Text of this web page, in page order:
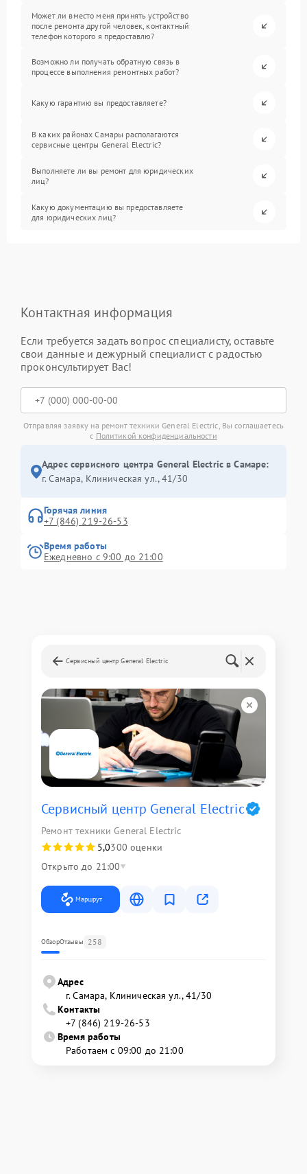
Может ли вместо меня принять устройство
после ремонта другой человек, контактный
телефон которого я предоставлю?
Возможно ли получать обратную связь в
процессе выполнения ремонтных работ?
Какую гарантию вы предоставляете?
В каких районах Самары располагаются
сервисные центры General Electric?
Выполняете ли вы ремонт для юридических
лиц?
Какую документацию вы предоставляете
для юридических лиц?
Контактная информация
Если требуется задать вопрос специалисту, оставьте
свои данные и дежурный специалист с радостью
проконсультирует Вас!
Отправляя заявку на ремонт техники General Electric, Вы соглашаетесь
с Политикой конфиденциальности
Адрес сервисного центра General Electric в Самаре:
г. Самара, Клиническая ул., 41/30
Горячая линия
+7 (846) 219-26-53
Время работы
Ежедневно с 9:00 до 21:00
Сервисный центр General Electric
Сервисный центр General Electric
Ремонт техники General Electric
5,0300 оценки
Открыто до 21:00
Маршрут
ОбзорОтзывы 258
Адрес
г. Самара, Клиническая ул., 41/30
Контакты
+7 (846) 219-26-53
Время работы
Работаем с 09:00 до 21:00